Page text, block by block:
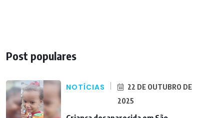
Post populares
NOTÍCIAS
22 DE OUTUBRO DE
2025